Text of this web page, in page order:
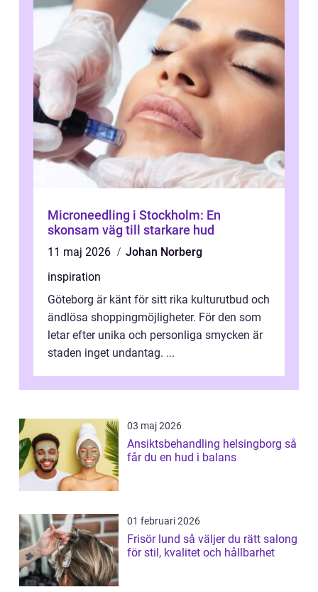
Microneedling i Stockholm: En
skonsam väg till starkare hud
11 maj 2026
Johan Norberg
inspiration
Göteborg är känt för sitt rika kulturutbud och
ändlösa shoppingmöjligheter. För den som
letar efter unika och personliga smycken är
staden inget undantag. ...
03 maj 2026
Ansiktsbehandling helsingborg så
får du en hud i balans
01 februari 2026
Frisör lund så väljer du rätt salong
för stil, kvalitet och hållbarhet